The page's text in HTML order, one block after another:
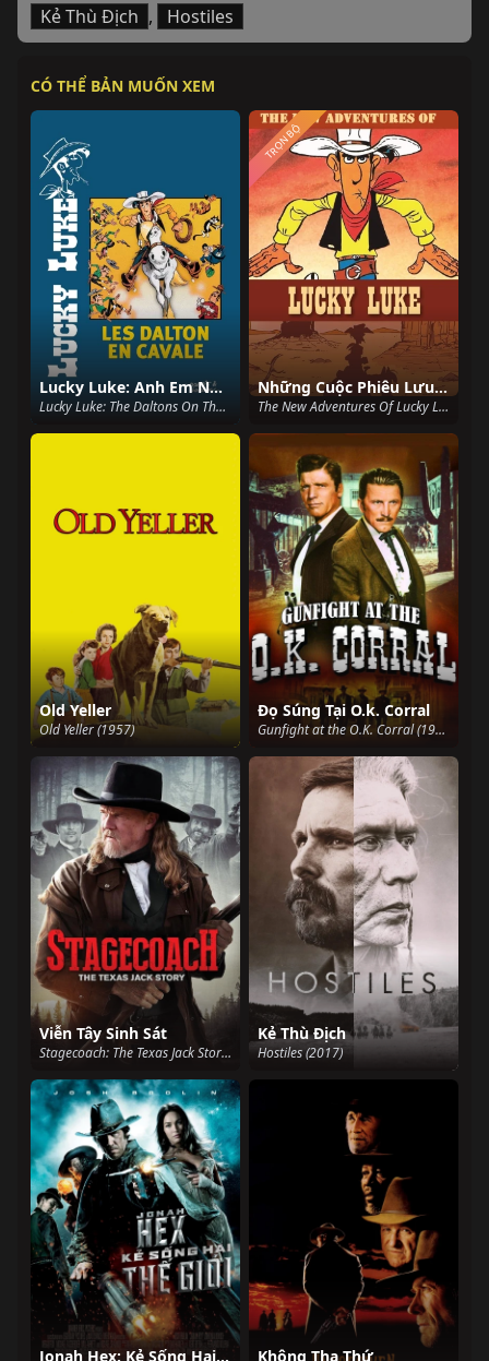
Kẻ Thù Địch , Hostiles
CÓ THỂ BẢN MUỐN XEM
Lucky Luke: Anh Em Nhà Daltons
Lucky Luke: The Daltons On The Loose (1983)
Những Cuộc Phiêu Lưu Mới Của Lucky Luke
The New Adventures Of Lucky Luke (2001)
TRỌN BỘ
Old Yeller
Old Yeller (1957)
Đọ Súng Tại O.k. Corral
Gunfight at the O.K. Corral (1957)
Viễn Tây Sinh Sát
Stagecoach: The Texas Jack Story (2016)
Kẻ Thù Địch
Hostiles (2017)
Jonah Hex: Kẻ Sống Hai Thế Giới Không Tha Thứ